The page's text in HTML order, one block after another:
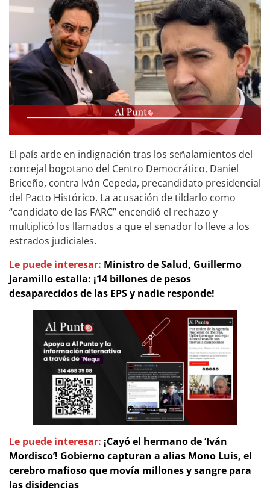
El país arde en indignación tras los señalamientos del
concejal bogotano del Centro Democrático, Daniel
Briceño, contra Iván Cepeda, precandidato presidencial
del Pacto Histórico. La acusación de tildarlo como
“candidato de las FARC” encendió el rechazo y
multiplicó los llamados a que el senador lo lleve a los
estrados judiciales.
Le puede interesar: Ministro de Salud, Guillermo
Jaramillo estalla: ¡14 billones de pesos
desaparecidos de las EPS y nadie responde!
Le puede interesar: ¡Cayó el hermano de ‘Iván
Mordisco’! Gobierno capturan a alias Mono Luis, el
cerebro mafioso que movía millones y sangre para
las disidencias